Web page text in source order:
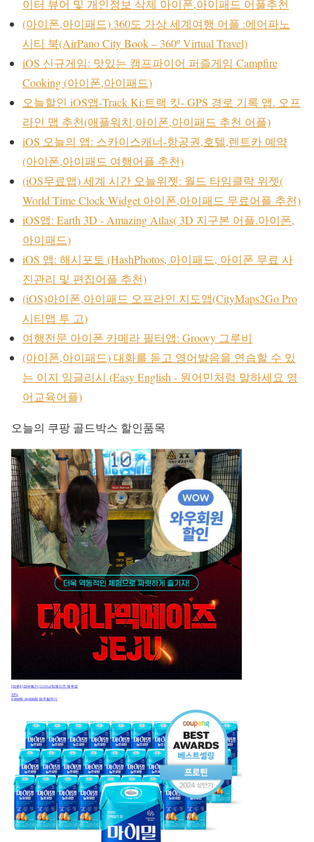
이터 뷰어 및 개인정보 삭제 아이폰,아이패드 어플추천
(아이폰,아이패드) 360도 가상 세계여행 어플 :에어파노
시티 북(AirPano City Book – 360º Virtual Travel)
iOS 신규게임: 맛있는 캠프파이어 퍼즐게임 Campfire
Cooking (아이폰,아이패드)
오늘할인 iOS앱-Track Ki:트랙 킷- GPS 경로 기록 앱. 오프
라인 맵 추천(애플워치,아이폰,아이패드 추천 어플)
iOS 오늘의 앱: 스카이스캐너-항공권,호텔,렌트카 예약
(아이폰,아이패드 여행어플 추천)
(iOS무료앱) 세계 시간 오늘위젯: 월드 타임클락 위젯(
World Time Clock Widget 아이폰,아이패드 무료어플 추천)
iOS앱: Earth 3D - Amazing Atlas( 3D 지구본 어플.아이폰,
아이패드)
iOS 앱: 해시포토 (HashPhotos, 아이패드, 아이폰 무료 사
진관리 및 편집어플 추천)
(iOS)아이폰,아이패드 오프라인 지도앱(CityMaps2Go Pro
시티맵 투 고)
여행전문 아이폰 카메라 필터앱: Groovy 그루비
(아이폰,아이패드) 대화를 듣고 영어발음을 연습할 수 있
는 이지 잉글리시 (Easy English - 원어민처럼 말하세요 영
어교육어플)
오늘의 쿠팡 골드박스 할인품목